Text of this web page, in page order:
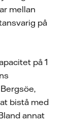
mellan
på
på 1
bistå med
annat